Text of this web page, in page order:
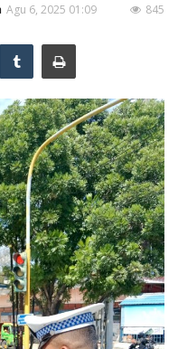
Agu 6, 2025 01:09 845